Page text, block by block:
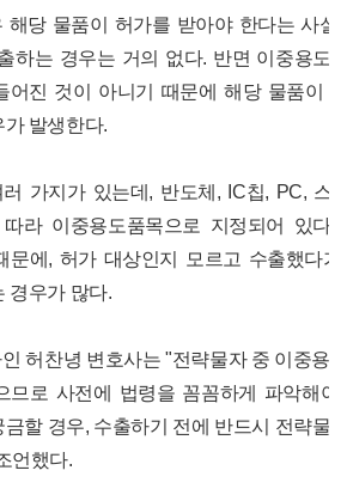
해당 물품이 허가를 받아야 한다는 사
하는 경우는 거의 없다. 반면 이중용도
어진 것이 아니기 때문에 해당 물품이
가 발생한다.
가지가 있는데, 반도체, IC칩, PC, 스
라 이중용도품목으로 지정되어 있다.
문에, 허가 대상인지 모르고 수출했다
경우가 많다.
허찬녕 변호사는 "전략물자 중 이중용
므로 사전에 법령을 꼼꼼하게 파악해
할 경우, 수출하기 전에 반드시 전략물
언했다.